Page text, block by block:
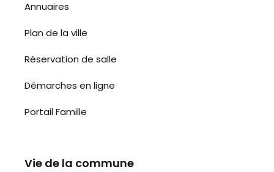
Annuaires
Plan de la ville
Réservation de salle
Démarches en ligne
Portail Famille
Vie de la commune